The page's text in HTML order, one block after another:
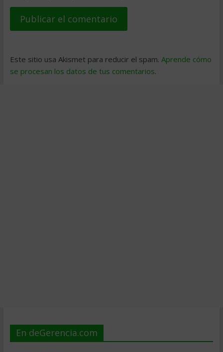
Este sitio usa Akismet para reducir el spam. Aprende cómo
se procesan los datos de tus comentarios.
En deGerencia.com